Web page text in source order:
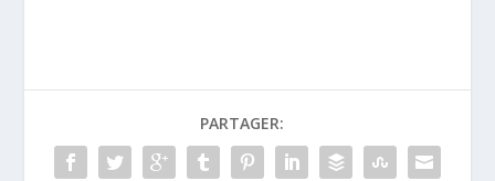
PARTAGER: